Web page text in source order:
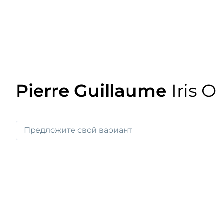
Pierre Guillaume Iris